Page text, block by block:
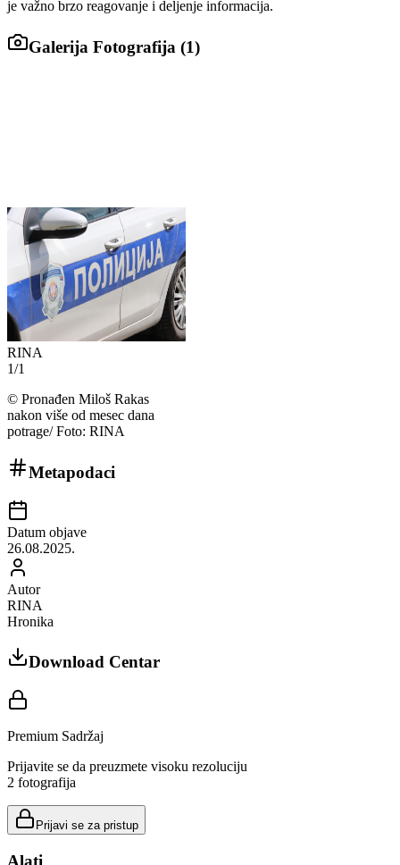
je važno brzo reagovanje i deljenje informacija.
Galerija Fotografija (1)
RINA
1/1
© Pronađen Miloš Rakas
nakon više od mesec dana
potrage/ Foto: RINA
Metapodaci
Datum objave
26.08.2025.
Autor
RINA
Hronika
Download Centar
Premium Sadržaj
Prijavite se da preuzmete visoku rezoluciju
2 fotografija
Prijavi se za pristup
Alati